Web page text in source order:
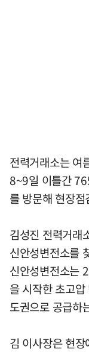
전력거래소는 여
8~9일 이틀간
를 방문해 현장
김성진 전력거래
신안성변전소를
신안성변전소는
을 시작한 초고
도권으로 공급하
김 이사장은 현